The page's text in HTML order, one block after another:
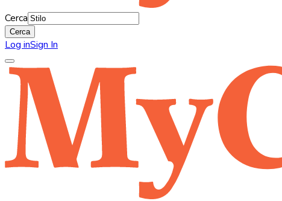
Cerca
Cerca
Log inSign In